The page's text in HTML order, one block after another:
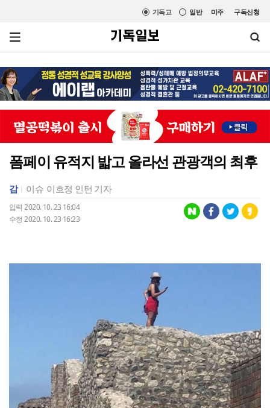
미주 구독신청
일반
기독교
폼페이 유적지 밟고 올라선 관광객의 최후
감 이슈 이호정 인턴 기자
입력 2020. 10. 23 16:04
수정 2020. 10. 23 16:23